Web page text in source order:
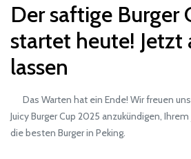
Der saftige Burger
startet heute!
lassen
Das Warten hat ein Ende! Wir freuen
Juicy Burger Cup 2025 anzukündigen,
die besten Burger in Peking.